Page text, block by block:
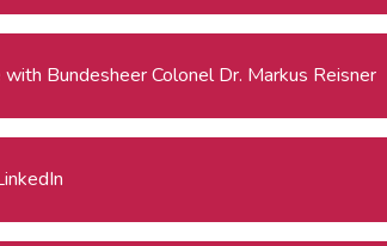
with Bundesheer Colonel Dr. Markus Reisner